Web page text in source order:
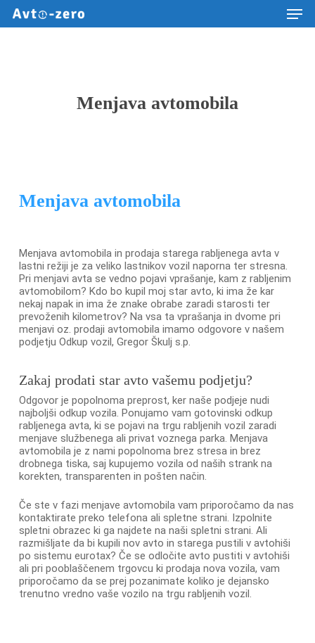
Skip
main
Menjava avtomobila
Menjava avtomobila
Menjava avtomobila in prodaja starega rabljenega avta v
lastni režiji je za veliko lastnikov vozil naporna ter stresna.
Pri menjavi avta se vedno pojavi vprašanje, kam z rabljenim
avtomobilom? Kdo bo kupil moj star avto, ki ima že kar
nekaj napak in ima že znake obrabe zaradi starosti ter
prevoženih kilometrov? Na vsa ta vprašanja in dvome pri
menjavi oz. prodaji avtomobila imamo odgovore v našem
podjetju Odkup vozil, Gregor Škulj s.p.
Zakaj prodati star avto vašemu podjetju?
Odgovor je popolnoma preprost, ker naše podjeje nudi
najboljši odkup vozila. Ponujamo vam gotovinski odkup
rabljenega avta, ki se pojavi na trgu rabljenih vozil zaradi
menjave službenega ali privat voznega parka. Menjava
avtomobila je z nami popolnoma brez stresa in brez
drobnega tiska, saj kupujemo vozila od naših strank na
korekten, transparenten in pošten način.
Če ste v fazi menjave avtomobila vam priporočamo da nas
kontaktirate preko telefona ali spletne strani. Izpolnite
spletni obrazec ki ga najdete na naši spletni strani. Ali
razmišljate da bi kupili nov avto in starega pustili v avtohiši
po sistemu eurotax? Če se odločite avto pustiti v avtohiši
ali pri pooblaščenem trgovcu ki prodaja nova vozila, vam
priporočamo da se prej pozanimate koliko je dejansko
trenutno vredno vaše vozilo na trgu rabljenih vozil.